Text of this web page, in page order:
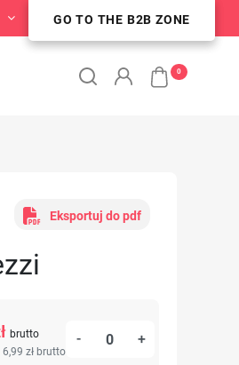
STREFA KLIENTA B2B
GO TO THE B2B ZONE
0
Eksportuj do pdf
brutto
zł brutto
- +